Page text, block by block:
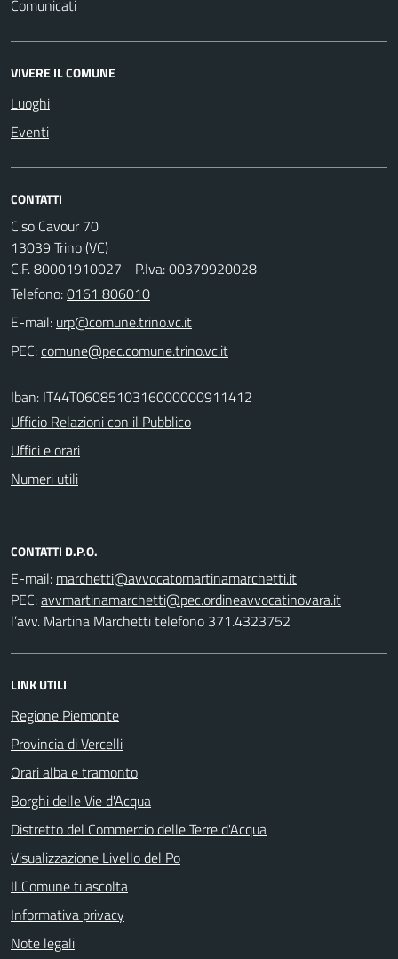
Comunicati
VIVERE IL COMUNE
Luoghi
Eventi
CONTATTI
C.so Cavour 70
13039 Trino (VC)
C.F. 80001910027 - P.Iva: 00379920028
Telefono:0161 806010
E-mail:
PEC:
Iban: IT44T0608510316000000911412
Ufficio Relazioni con il Pubblico
Uffici e orari
Numeri utili
CONTATTI D.P.O.
E-mail:
PEC:
l’avv. Martina Marchetti telefono 371.4323752
LINK UTILI
Regione Piemonte
Provincia di Vercelli
Orari alba e tramonto
Borghi delle Vie d'Acqua
Distretto del Commercio delle Terre d'Acqua
Visualizzazione Livello del Po
Il Comune ti ascolta
Informativa privacy
Note legali